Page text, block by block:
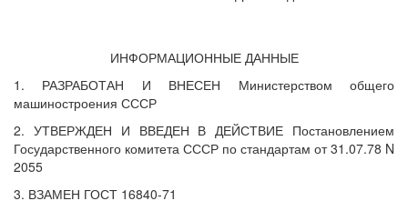
ИНФОРМАЦИОННЫЕ ДАННЫЕ
1. РАЗРАБОТАН И ВНЕСЕН Министерством общего
машиностроения СССР
2. УТВЕРЖДЕН И ВВЕДЕН В ДЕЙСТВИЕ Постановлением
Государственного комитета СССР по стандартам от 31.07.78 N
2055
3. ВЗАМЕН ГОСТ 16840-71